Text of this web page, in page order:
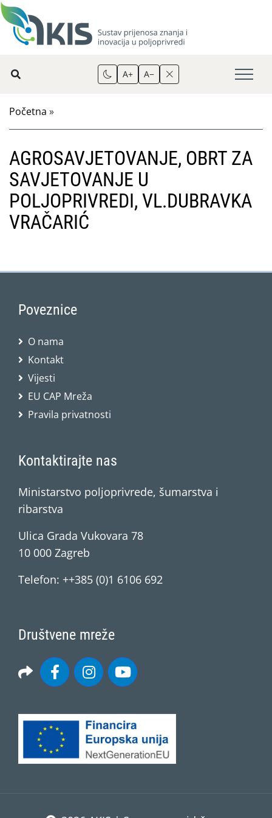
A+ A−
Početna »
AGROSAVJETOVANJE, OBRT ZA
SAVJETOVANJE U
POLJOPRIVREDI, VL.DUBRAVKA
VRAČARIĆ
Poveznice
O nama
Kontakt
Vijesti
EU CAP Mreža
Pravila privatnosti
Kontaktirajte nas
Ministarstvo poljoprivrede, šumarstva i
ribarstva
Ulica Grada Vukovara 78
10 000 Zagreb
Telefon: ++385 (0)1 6106 692
Društvene mreže